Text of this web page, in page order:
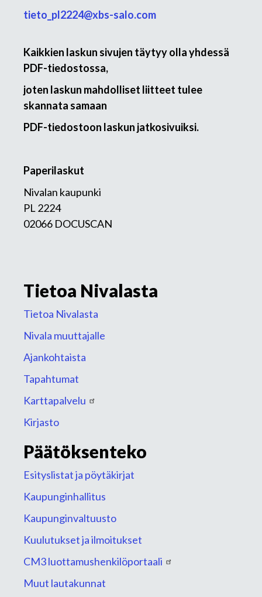
tieto_pl2224@xbs-salo.com
Kaikkien laskun sivujen täytyy olla yhdessä
PDF-tiedostossa,
joten laskun mahdolliset liitteet tulee
skannata samaan
PDF-tiedostoon laskun jatkosivuiksi.
Paperilaskut
Nivalan kaupunki
PL 2224
02066 DOCUSCAN
Tietoa Nivalasta
Tietoa Nivalasta
Nivala muuttajalle
Ajankohtaista
Tapahtumat
Karttapalvelu
Kirjasto
Päätöksenteko
Esityslistat ja pöytäkirjat
Kaupunginhallitus
Kaupunginvaltuusto
Kuulutukset ja ilmoitukset
CM3 luottamushenkilöportaali
Muut lautakunnat